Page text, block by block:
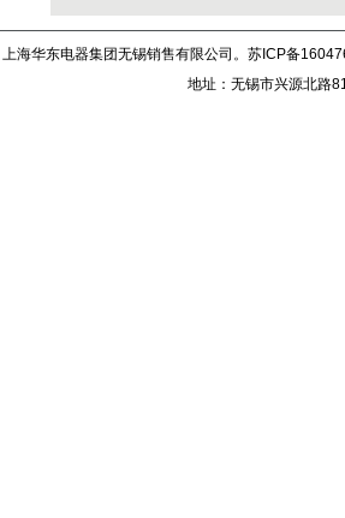
海华东电器集团无锡销售有限公司。 苏ICP备
地址：无锡市兴源北路